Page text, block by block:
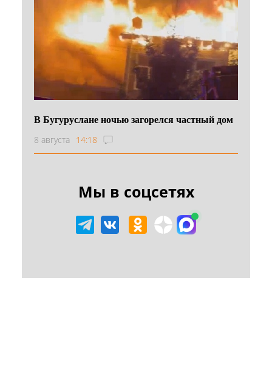
В Бугуруслане ночью загорелся частный дом
8 августа 14:18
Мы в соцсетях